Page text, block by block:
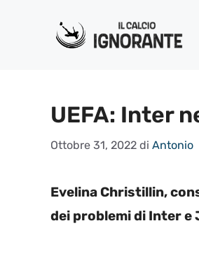
UEFA: Inter
Ottobre 31, 2022 di Antonio
Evelina Christillin,
dei problemi di Inter